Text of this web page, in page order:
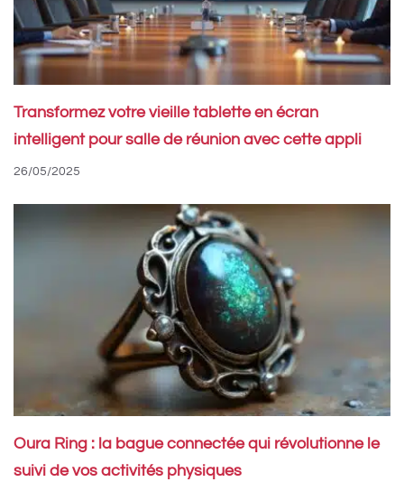
Transformez votre vieille tablette en écran
intelligent pour salle de réunion avec cette appli
26/05/2025
Oura Ring : la bague connectée qui révolutionne le
suivi de vos activités physiques